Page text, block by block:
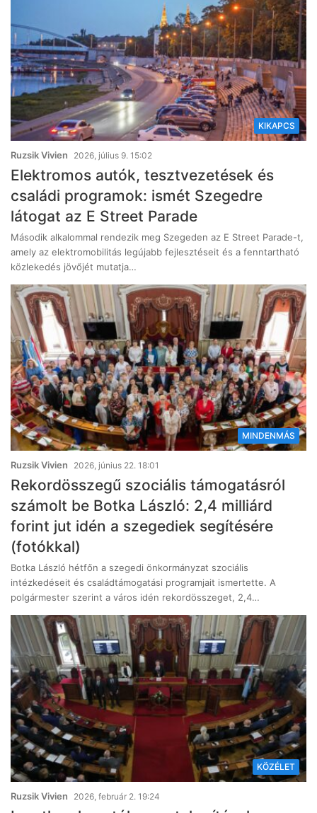
KIKAPCS
Ruzsik Vivien 2026, július 9. 15:02
Elektromos autók, tesztvezetések és
családi programok: ismét Szegedre
látogat az E Street Parade
Második alkalommal rendezik meg Szegeden az E Street Parade-t,
amely az elektromobilitás legújabb fejlesztéseit és a fenntartható
közlekedés jövőjét mutatja…
MINDENMÁS
Ruzsik Vivien 2026, június 22. 18:01
Rekordösszegű szociális támogatásról
számolt be Botka László: 2,4 milliárd
forint jut idén a szegediek segítésére
(fotókkal)
Botka László hétfőn a szegedi önkormányzat szociális
intézkedéseit és családtámogatási programjait ismertette. A
polgármester szerint a város idén rekordösszeget, 2,4…
KÖZÉLET
Ruzsik Vivien 2026, február 2. 19:24